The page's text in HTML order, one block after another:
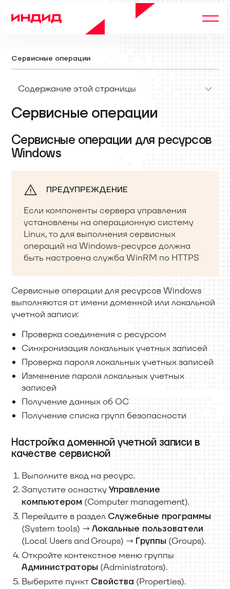
Сервисные операции
Содержание этой страницы
Сервисные операции
Сервисные операции для ресурсов
Windows
ПРЕДУПРЕЖДЕНИЕ
Если компоненты сервера управления
установлены на операционную систему
Linux, то для выполнения сервисных
операций на Windows-ресурсе должна
быть настроена служба WinRM по HTTPS
Сервисные операции для ресурсов Windows
выполняются от имени доменной или локальной
учетной записи:
Проверка соединения с ресурсом
Синхронизация локальных учетных записей
Проверка пароля локальных учетных записей
Изменение пароля локальных учетных
записей
Получение данных об ОС
Получение списка групп безопасности
Настройка доменной учетной записи в
качестве сервисной
Выполните вход на ресурс.
Запустите оснасткуУправление
компьютером (Computer management).
Перейдите в раздел Служебные программы
(System tools) → Локальные пользователи
(Local Users and Groups) → Группы (Groups).
Откройте контекстное меню группы
Администраторы (Administrators).
Выберите пункт Свойства (Properties).